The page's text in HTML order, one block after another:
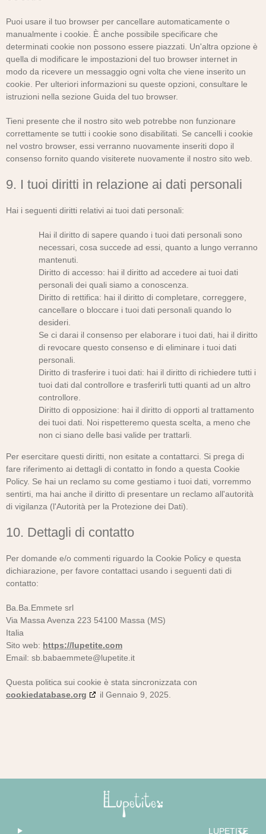
Puoi usare il tuo browser per cancellare automaticamente o
manualmente i cookie. È anche possibile specificare che
determinati cookie non possono essere piazzati. Un'altra opzione è
quella di modificare le impostazioni del tuo browser internet in
modo da ricevere un messaggio ogni volta che viene inserito un
cookie. Per ulteriori informazioni su queste opzioni, consultare le
istruzioni nella sezione Guida del tuo browser.
Tieni presente che il nostro sito web potrebbe non funzionare
correttamente se tutti i cookie sono disabilitati. Se cancelli i cookie
nel vostro browser, essi verranno nuovamente inseriti dopo il
consenso fornito quando visiterete nuovamente il nostro sito web.
9. I tuoi diritti in relazione ai dati personali
Hai i seguenti diritti relativi ai tuoi dati personali:
Hai il diritto di sapere quando i tuoi dati personali sono
necessari, cosa succede ad essi, quanto a lungo verranno
mantenuti.
Diritto di accesso: hai il diritto ad accedere ai tuoi dati
personali dei quali siamo a conoscenza.
Diritto di rettifica: hai il diritto di completare, correggere,
cancellare o bloccare i tuoi dati personali quando lo
desideri.
Se ci darai il consenso per elaborare i tuoi dati, hai il diritto
di revocare questo consenso e di eliminare i tuoi dati
personali.
Diritto di trasferire i tuoi dati: hai il diritto di richiedere tutti i
tuoi dati dal controllore e trasferirli tutti quanti ad un altro
controllore.
Diritto di opposizione: hai il diritto di opporti al trattamento
dei tuoi dati. Noi rispetteremo questa scelta, a meno che
non ci siano delle basi valide per trattarli.
Per esercitare questi diritti, non esitate a contattarci. Si prega di
fare riferimento ai dettagli di contatto in fondo a questa Cookie
Policy. Se hai un reclamo su come gestiamo i tuoi dati, vorremmo
sentirti, ma hai anche il diritto di presentare un reclamo all'autorità
di vigilanza (l'Autorità per la Protezione dei Dati).
10. Dettagli di contatto
Per domande e/o commenti riguardo la Cookie Policy e questa
dichiarazione, per favore contattaci usando i seguenti dati di
contatto:
Ba.Ba.Emmete srl
Via Massa Avenza 223 54100 Massa (MS)
Italia
Sito web: https://lupetite.com
Email: sb.babaemmete@lupetite.it
Questa politica sui cookie è stata sincronizzata con
cookiedatabase.org
il Gennaio 9, 2025.
LUPETITE